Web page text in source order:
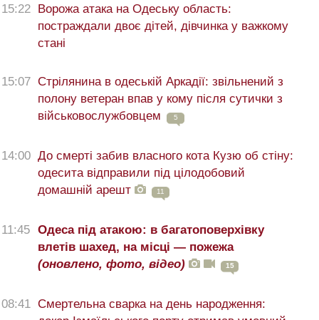
15:22 Ворожа атака на Одеську область:
постраждали двоє дітей, дівчинка у важкому
стані
15:07 Стрілянина в одеській Аркадії: звільнений з
полону ветеран впав у кому після сутички з
військовослужбовцем
5
14:00 До смерті забив власного кота Кузю об стіну:
одесита відправили під цілодобовий
домашній арешт
11
11:45 Одеса під атакою: в багатоповерхівку
влетів шахед, на місці — пожежа
(оновлено, фото, відео)
15
08:41 Смертельна сварка на день народження: